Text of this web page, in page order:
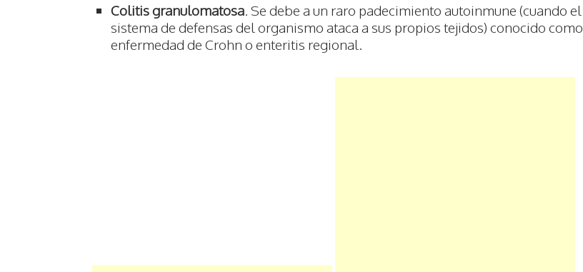
Colitis granulomatosa. Se debe a un raro padecimiento autoinmune (cuando el
sistema de defensas del organismo ataca a sus propios tejidos) conocido como
enfermedad de Crohn o enteritis regional.